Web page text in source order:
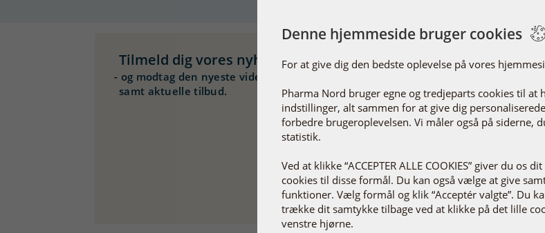
Tilmeld dig vores nyhedsbrevHelsenyt
- og modtag den nyeste viden om sundhed og forebyggende medicin
samt aktuelle tilbud.
Denne hjemmeside bruger cookies
For at give dig den bedste oplevelse på vores
Pharma Nord bruger egne og tredjeparts cookies til at
indstillinger, alt sammen for at give dig
forbedre brugeroplevelsen. Vi måler også på siderne,
statistik.
Ved at klikke “ACCEPTER ALLE COOKIES” giver du os
cookies til disse formål. Du kan også vælge at give
funktioner. Vælg formål og klik “Acceptér valgte”. Du
trække dit samtykke tilbage ved at klikke på det lille
venstre hjørne.